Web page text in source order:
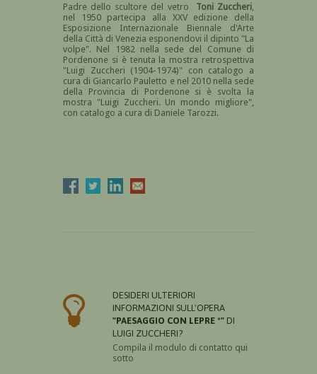
Padre dello scultore del vetro Toni Zuccheri
nel 1950 partecipa alla XXV edizione della
Esposizione Internazionale Biennale d'Arte
della Città di Venezia esponendovi il dipinto "La
volpe". Nel 1982 nella sede del Comune di
Pordenone si è tenuta la mostra retrospettiva
"Luigi Zuccheri (1904-1974)" con catalogo a
cura di Giancarlo Pauletto e nel 2010 nella sede
della Provincia di Pordenone si è svolta la
mostra "Luigi Zuccheri. Un mondo migliore",
con catalogo a cura di Daniele Tarozzi.
DESIDERI ULTERIORI
INFORMAZIONI SULL'OPERA
"PAESAGGIO CON LEPRE *" DI
LUIGI ZUCCHERI?
Compila il modulo di contatto qui
sotto